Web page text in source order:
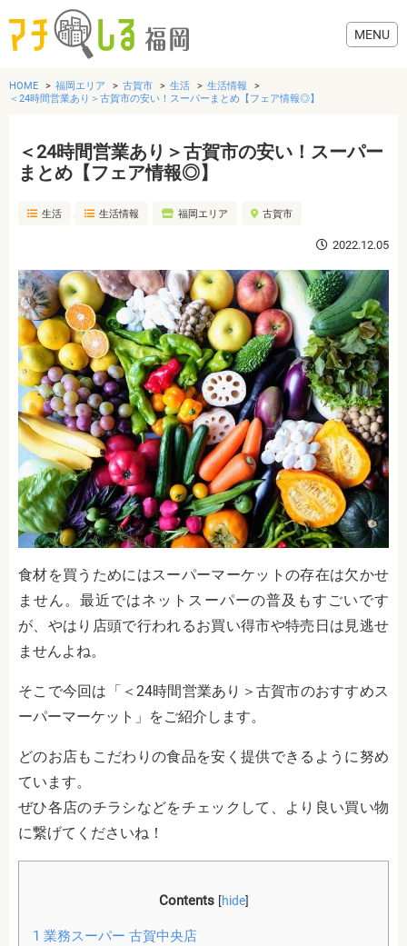
グルメ
美容・健康
歯医者・病院
おでかけ
生活
HOME 福岡エリア 古賀市 生活
生活情報
＜24時間営業あり＞古賀市の安い！スーパーまとめ【フェア情報◎】
＜24時間営業あり＞古賀市の安い！スーパー
まとめ【フェア情報◎】
生活 生活情報 福岡エリア 古賀市
2022.12.05
食材を買うためにはスーパーマーケットの存在は欠かせ
ません。最近ではネットスーパーの普及もすごいです
が、やはり店頭で行われるお買い得市や特売日は見逃せ
ませんよね。
そこで今回は「＜24時間営業あり＞古賀市のおすすめス
ーパーマーケット」をご紹介します。
どのお店もこだわりの食品を安く提供できるように努め
ています。
ぜひ各店のチラシなどをチェックして、より良い買い物
に繋げてくださいね！
Contents [hide]
1 業務スーパー 古賀中央店